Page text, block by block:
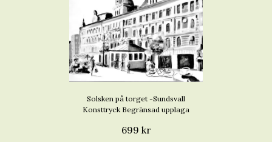
Solsken på torget -Sundsvall
Konsttryck Begränsad upplaga
699 kr